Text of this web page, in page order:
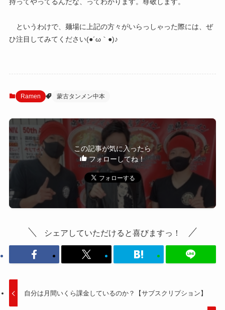
というわけで、麺場に上記の方々がいらっしゃった際には、ぜ
ひ注目してみてください(●´ω｀●)♪
Ramen 蒙古タンメン中本
この記事が気に入ったら
フォローしてね！
シェアしていただけると喜びますっ！
自分は月間いくら課金しているのか？【サブスクリプション】